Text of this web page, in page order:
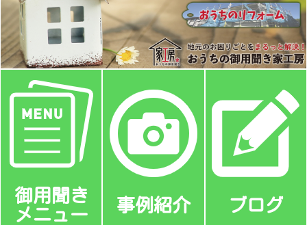
御用聞き
メニュー
事例紹介 ブログ